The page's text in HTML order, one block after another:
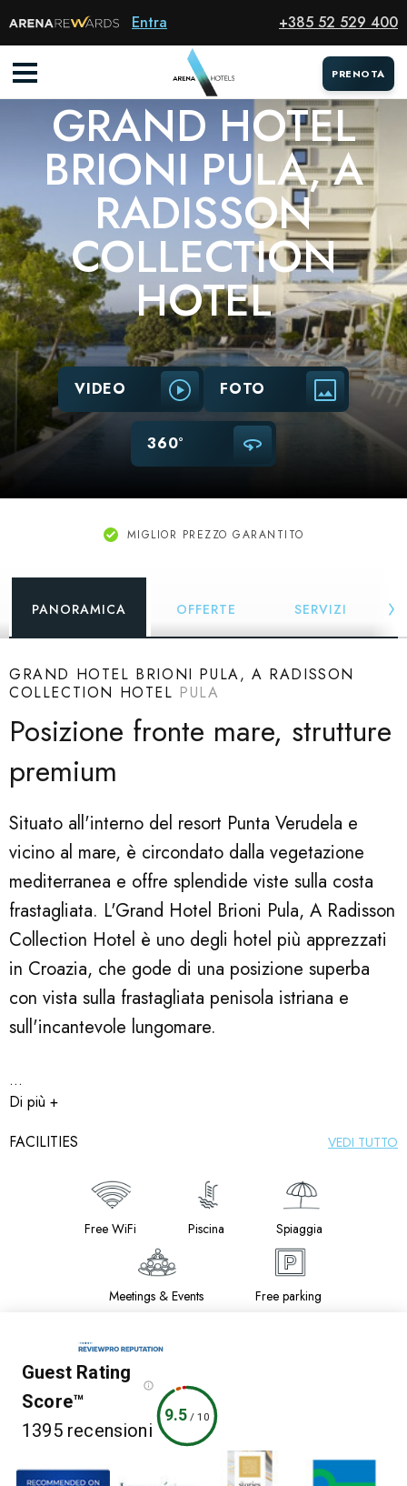
Entra +385 52 529 400
PRENOTA
PULA
GRAND HOTEL
BRIONI PULA, A
RADISSON
COLLECTION
HOTEL
VIDEO FOTO
360°
MIGLIOR PREZZO GARANTITO
PANORAMICA OFFERTE SERVIZI
GRAND HOTEL BRIONI PULA, A RADISSON
COLLECTION HOTEL PULA
Posizione fronte mare, strutture
premium
Situato all'interno del resort Punta Verudela e
vicino al mare, è circondato dalla vegetazione
mediterranea e offre splendide viste sulla costa
frastagliata. L'Grand Hotel Brioni Pula, A Radisson
Collection Hotel è uno degli hotel più apprezzati
in Croazia, che gode di una posizione superba
con vista sulla frastagliata penisola istriana e
sull'incantevole lungomare.
...
Di più +
FACILITIES
VEDI TUTTO
Free WiFi Piscina Spiaggia
Meetings & Events Free parking
Guest Rating
Score™
1395 recensioni
9.5/10